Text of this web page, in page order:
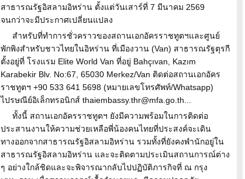
สาธารณรัฐอิสลามอิหร่าน ตั้งแต่วันเสาร์ที่ 7 มีนาคม 2569
จนกว่าจะมีประกาศเปลี่ยนแปลง
สำหรับที่ทำการชั่วคราวของสถานเอกอัครราชทูตฯและศูนย์
พักพิงสำหรับชาวไทยในอิหร่าน ที่เมืองวาน (Van) สาธารณรัฐตุรกี
ตั้งอยู่ที่ โรงแรม Elite World Van ที่อยู่ Bahçıvan, Kazım
Karabekir Blv. No:67, 65030 Merkez/Van ติดต่อสถานเอกอัคร
ราชทูตฯ +90 533 641 5698 (หมายเลขโทรศัพท์/Whatsapp)
ไปรษณีย์อิเล็กทรอนิกส์ thaiembassy.thr@mfa.go.th...
ทั้งนี้ สถานเอกอัครราชทูตฯ ยังมีความพร้อมในการติดต่อ
ประสานงานให้ความช่วยเหลือพี่น้องคนไทยที่ประสงค์จะเดิน
ทางออกจากสาธารณรัฐอิสลามอิหร่าน รวมทั้งที่ยังคงพำนักอยู่ใน
สาธารณรัฐอิสลามอิหร่าน และจะติดตามประเมินสถานการณ์ต่าง
ๆ อย่างใกล้ชิดและจะพิจารณากลับไปปฏิบัติภารกิจที่ ณ กรุง